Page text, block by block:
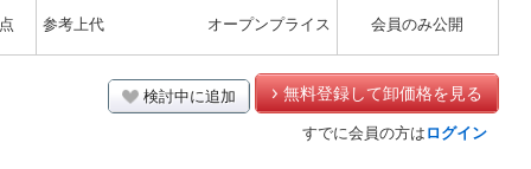
参考上代 オープンプライス 会員のみ公開
検討中に追加 無料登録して卸価格を見る
すでに会員の方は ログイン